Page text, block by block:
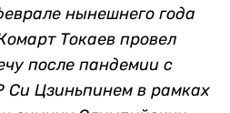
нынешнего года
Токаев провел
после пандемии с
Си Цзиньпинем в рамках